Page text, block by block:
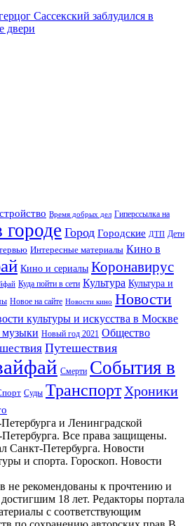
Сассекский заблудился в
двери
Время добрых дел Гиперссылка на
городе Город Городские ДТП Дети
Интересные материалы Кино в
Кино и сериалы Коронавирус
Куда пойти в сети Культура Культура и
Новое на сайте Новости кино Новости
культуры и искусства в Москве
Новый год 2021 Общество
Путешествия
Смерти События в
Суды Транспорт Хроники
и Ленинградской
Все права защищены.
Санкт-Петербурга. Новости
и спорта. Гороскоп. Новости
не рекомендованы к прочтению и
18 лет. Редакторы портала
с соответствующим